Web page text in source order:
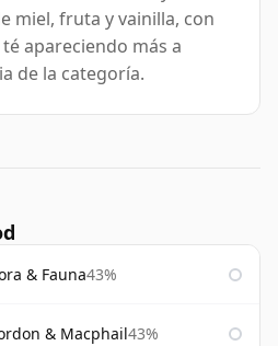
miel, fruta y vainilla, con
apareciendo más a
de la categoría.
& Fauna43%
& Macphail43%